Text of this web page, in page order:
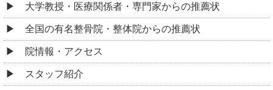
大学教授・医療関係者・専門家からの推薦状
全国の有名整骨院・整体院からの推薦状
院情報・アクセス
スタッフ紹介